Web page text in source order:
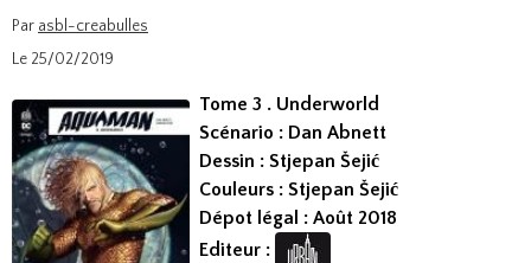
Par asbl-creabulles
Le 25/02/2019
Tome 3 . Underworld
Scénario : Dan Abnett
Dessin : Stjepan Šejić
Couleurs : Stjepan Šejić
Dépot légal : Août 2018
Editeur :